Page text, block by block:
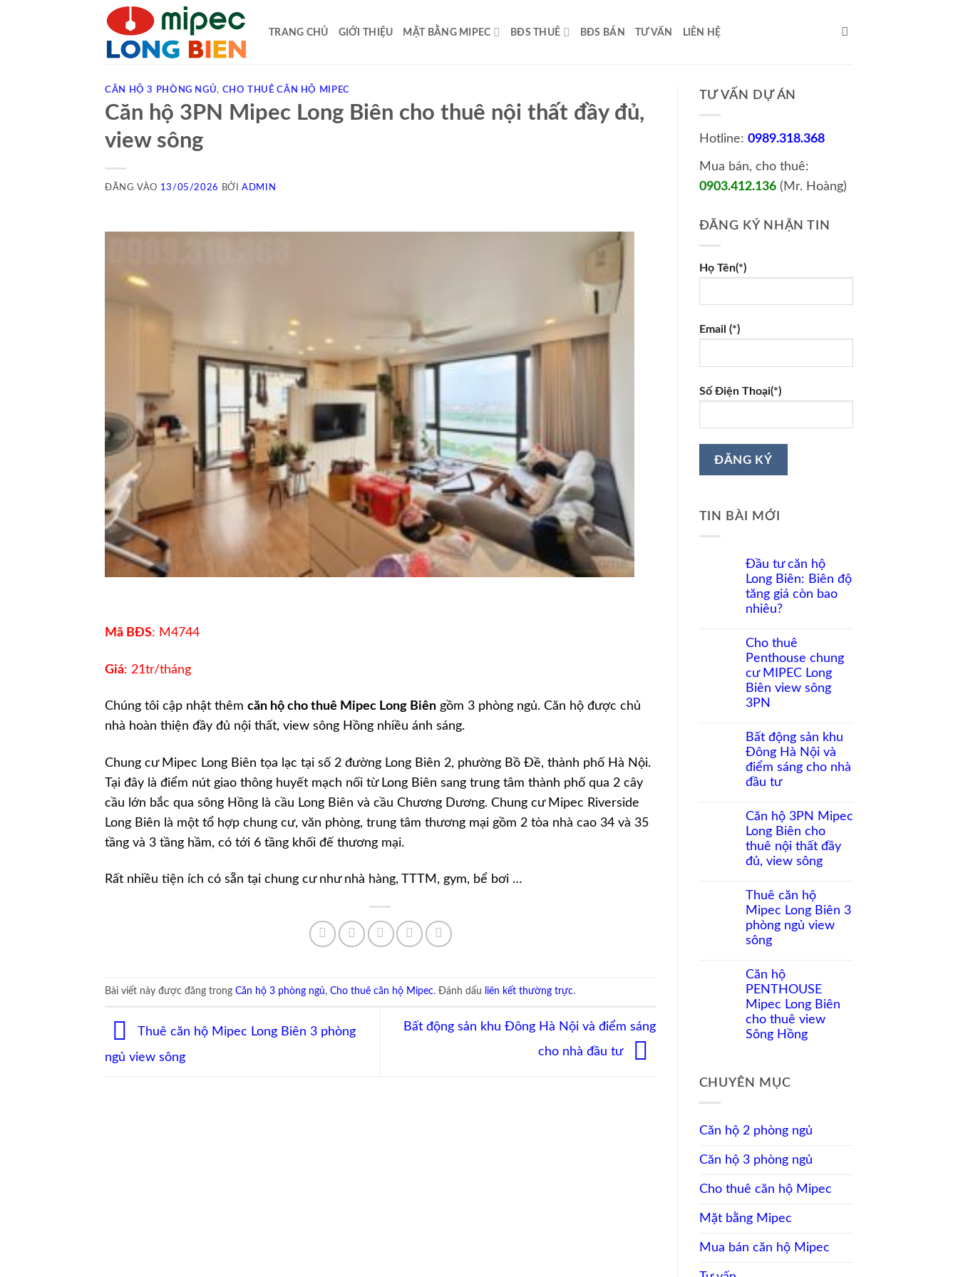
TRANG CHỦ GIỚI THIỆU MẶT BẰNG MIPEC BĐS THUÊ BĐS BÁN TƯ VẤN LIÊN HỆ
CĂN HỘ 3 PHÒNG NGỦ, CHO THUÊ CĂN HỘ MIPEC
Căn hộ 3PN Mipec Long Biên cho thuê nội thất đầy đủ,
view sông
ĐĂNG VÀO 13/05/2026 BỞIADMIN
Mã BĐS: M4744
Giá: 21tr/tháng
Chúng tôi cập nhật thêm căn hộ cho thuê Mipec Long Biên gồm 3 phòng ngủ. Căn hộ được chủ
nhà hoàn thiện đầy đủ nội thất, view sông Hồng nhiều ánh sáng.
Chung cư Mipec Long Biên tọa lạc tại số 2 đường Long Biên 2, phường Bồ Đề, thành phố Hà Nội.
Tại đây là điểm nút giao thông huyết mạch nối từ Long Biên sang trung tâm thành phố qua 2 cây
cầu lớn bắc qua sông Hồng là cầu Long Biên và cầu Chương Dương. Chung cư Mipec Riverside
Long Biên là một tổ hợp chung cư, văn phòng, trung tâm thương mại gồm 2 tòa nhà cao 34 và 35
tầng và 3 tầng hầm, có tới 6 tầng khối đế thương mại.
Rất nhiều tiện ích có sẵn tại chung cư như nhà hàng, TTTM, gym, bể bơi …
Bài viết này được đăng trong Căn hộ 3 phòng ngủ, Cho thuê căn hộ Mipec. Đánh dấu liên kết thường trực.
Thuê căn hộ Mipec Long Biên 3 phòng
ngủ view sông
Bất động sản khu Đông Hà Nội và điểm sáng
cho nhà đầu tư
TƯ VẤN DỰ ÁN
Hotline: 0989.318.368
Mua bán, cho thuê:
0903.412.136(Mr. Hoàng)
ĐĂNG KÝ NHẬN TIN
Họ Tên(*)
Email (*)
Số Điện Thoại(*)
TIN BÀI MỚI
Đầu tư căn hộ
Long Biên: Biên độ
tăng giá còn bao
nhiêu?
có
bình
luận
ở
tư
căn
Biên:
độ
tăng
giá
còn
Cho thuê
Penthouse chung
cư MIPEC Long
Biên view sông
3PN
có
bình
luận
ở
thuê
cư
MIPEC
Biên
view
Bất động sản khu
Đông Hà Nội và
điểm sáng cho nhà
đầu tư
có
bình
luận
ở
động
Đông
Hà
và
điểm
nhà
tư
Căn hộ 3PN Mipec
Long Biên cho
thuê nội thất đầy
đủ, view sông
có
bình
luận
ở
Căn
hộ
Long
Biên
thuê
nội
thất
đầy
Thuê căn hộ
Mipec Long Biên 3
phòng ngủ view
sông
có
bình
luận
ở
Thuê
căn
hộ
phòng
Căn hộ
PENTHOUSE
Mipec Long Biên
cho thuê view
Sông Hồng
luận
PENTHOUSE
Mipec
Biên
view
Hồng
CHUYÊN MỤC
Căn hộ 2 phòng ngủ
Căn hộ 3 phòng ngủ
Cho thuê căn hộ Mipec
Mặt bằng Mipec
Mua bán căn hộ Mipec